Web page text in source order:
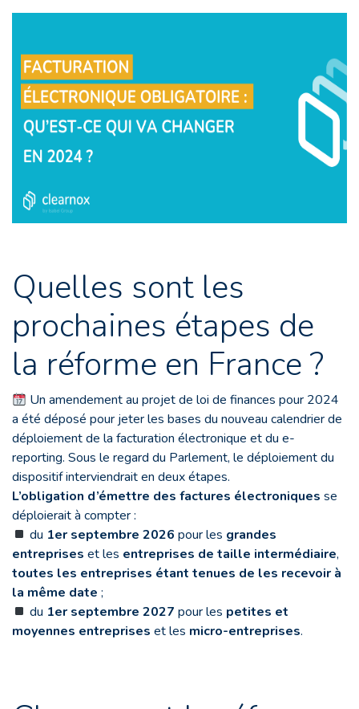
Quelles sont les
prochaines étapes de
la réforme en France ?
Un amendement au projet de loi de finances pour 2024
a été déposé pour jeter les bases du nouveau calendrier de
déploiement de la facturation électronique et du e-
reporting. Sous le regard du Parlement, le déploiement du
dispositif interviendrait en deux étapes.
L’obligation d’émettre des factures électroniques se
déploierait à compter :
du 1er septembre 2026 pour les grandes
entreprises et les entreprises de taille intermédiaire,
toutes les entreprises étant tenues de les recevoir à
la même date ;
du 1er septembre 2027 pour les petites et
moyennes entreprises et les micro-entreprises.